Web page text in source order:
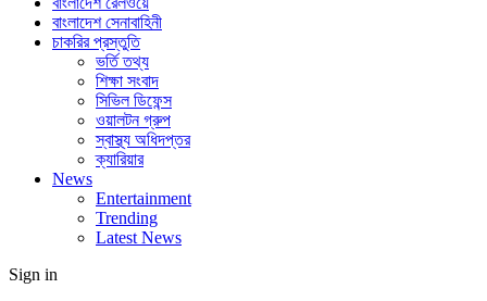
বাংলাদেশ সেনাবাহিনী
চাকরির প্রস্তুতি
ভর্তি তথ্য
শিক্ষা সংবাদ
সিভিল ডিফেন্স
ওয়ালটন গ্রুপ
স্বাস্থ্য অধিদপ্তর
ক্যারিয়ার
News
Entertainment
Trending
Latest News
Sign in